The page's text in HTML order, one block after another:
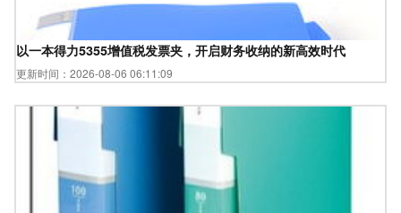
以一本得力5355增值税发票夹，开启财务收纳的新高效时代
更新时间：2026-08-06 06:11:09